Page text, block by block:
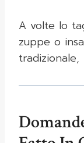
A volte lo
zuppe o
tradizionale,